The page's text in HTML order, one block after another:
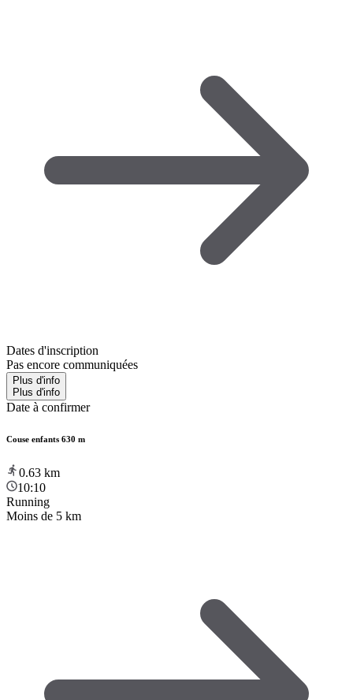
Dates d'inscription
Pas encore communiquées
Plus d'info
Plus d'info
Date à confirmer
Couse enfants 630 m
0.63 km
10:10
Running
Moins de 5 km